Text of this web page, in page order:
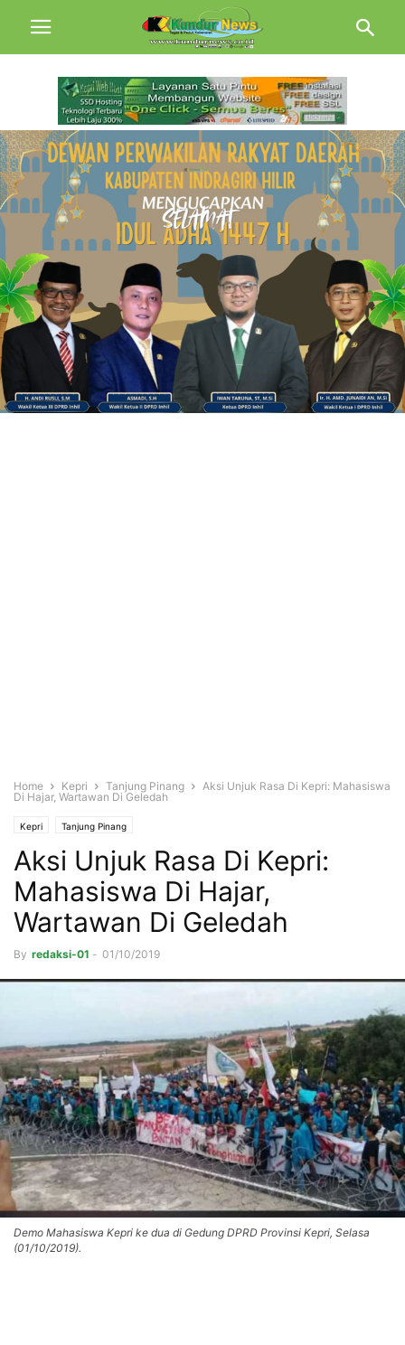
Home Kepri Tanjung Pinang
Aksi Unjuk Rasa Di Kepri: Mahasiswa
Di Hajar, Wartawan Di Geledah
Kepri Tanjung Pinang
Aksi Unjuk Rasa Di Kepri:
Mahasiswa Di Hajar,
Wartawan Di Geledah
By redaksi-01 - 01/10/2019
Demo Mahasiswa Kepri ke dua di Gedung DPRD Provinsi Kepri, Selasa
(01/10/2019).